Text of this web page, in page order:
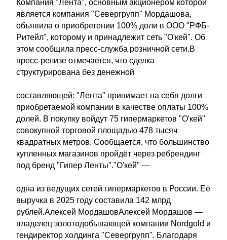
Компания "Лента", основным акционером которой
является компания "Севергрупп" Мордашова,
объявила о приобретении 100% доли в ООО "РФБ-
Ритейл", которому и принадлежит сеть "О'кей". Об
этом сообщила пресс-служба розничной сети.В
пресс-релизе отмечается, что сделка
структурирована без денежной
составляющей: "Лента" принимает на себя долги
приобретаемой компании в качестве оплаты 100%
долей. В покупку войдут 75 гипермаркетов "О'кей"
совокупной торговой площадью 478 тысяч
квадратных метров. Сообщается, что большинство
купленных магазинов пройдёт через ребрендинг
под бренд "Гипер Ленты"."О'кей" —
одна из ведущих сетей гипермаркетов в России. Её
выручка в 2025 году составила 142 млрд
рублей.Алексей МордашовАлексей Мордашов —
владелец золотодобывающей компании Nordgold и
гендиректор холдинга "Севергрупп". Благодаря